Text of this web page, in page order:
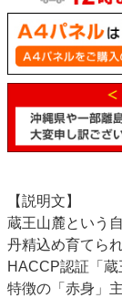
【説明文】
蔵王山麓という
丹精込め育てら
HACCP認証「
特徴の「赤身」